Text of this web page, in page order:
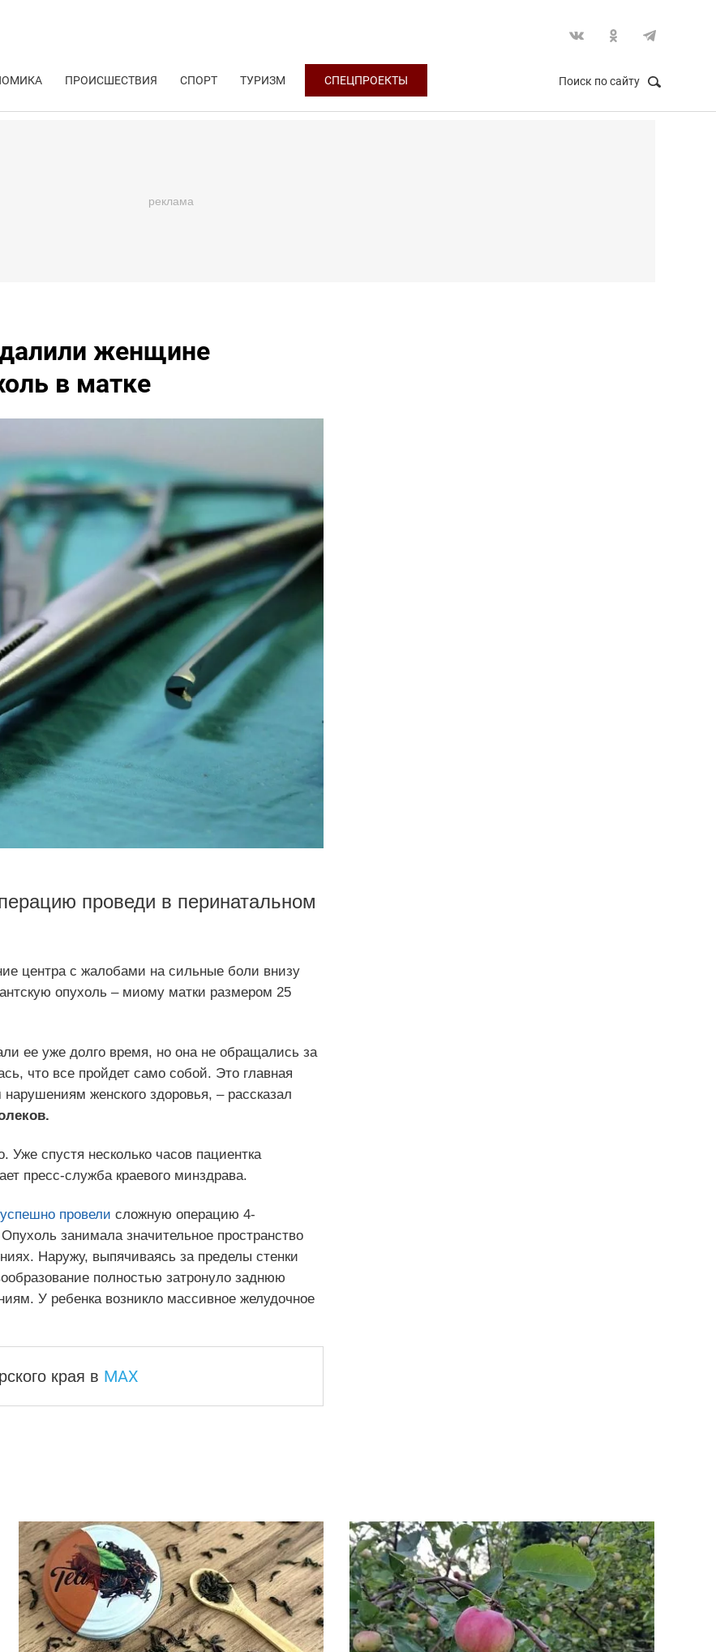
ПРОИСШЕСТВИЯ СПОРТ ТУРИЗМ СПЕЦПРОЕКТЫ Поиск по сайту
женщине
в матке
проведи в перинатальном
центра с жалобами на сильные боли внизу
опухоль – миому матки размером 25
ее уже долго время, но она не обращались за
что все пройдет само собой. Это главная
женского здоровья, – рассказал
спустя несколько часов пациентка
пресс-служба краевого минздрава.
успешно провели сложную операцию 4-
занимала значительное пространство
Наружу, выпячиваясь за пределы стенки
полностью затронуло заднюю
У ребенка возникло массивное желудочное
края в MAX